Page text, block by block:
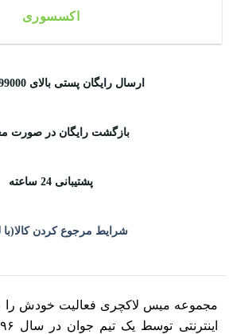
اکسسوری
ارسال رایگان پستی بالای 2899000 تومان
بازگشت رایگان در صورت
پشتیبانی 24 ساعته
شرایط مرجوع کردن کالا(با
مجموعه میس لاکچری فعالیت خودش را